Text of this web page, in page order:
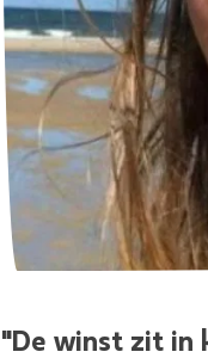
"De winst zit in